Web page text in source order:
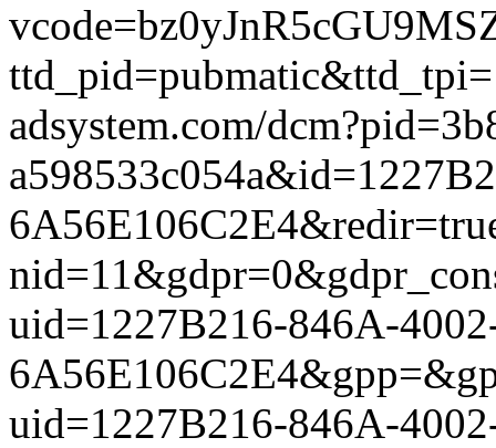
adsystem.com/
uid=1227B216-846A-
uid=1227B216-846A-